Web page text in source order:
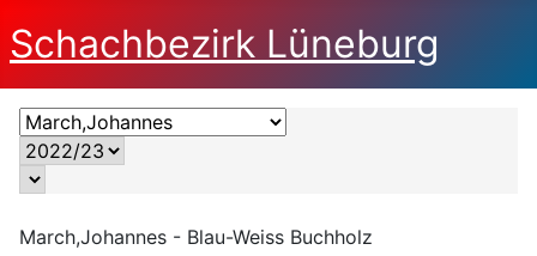
Schachbezirk Lüneburg
March,Johannes - Blau-Weiss Buchholz